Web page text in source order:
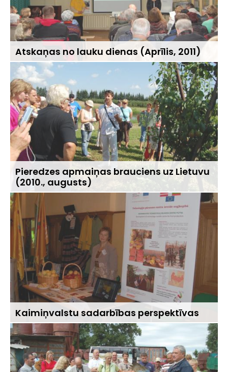
Atskaņas no lauku dienas (Aprīlis, 2011)
Pieredzes apmaiņas brauciens uz Lietuvu
(2010., augusts)
Kaimiņvalstu sadarbības perspektīvas